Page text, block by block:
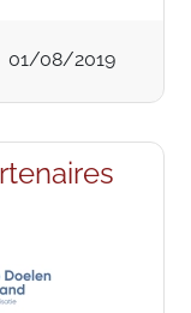
01/08/2019